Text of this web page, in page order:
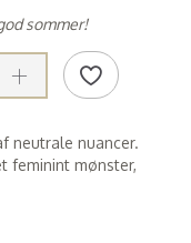
sommer!
neutrale nuancer.
feminint mønster,